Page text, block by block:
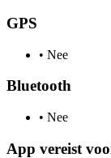
GPS
• Nee
Bluetooth
• Nee
App vereist